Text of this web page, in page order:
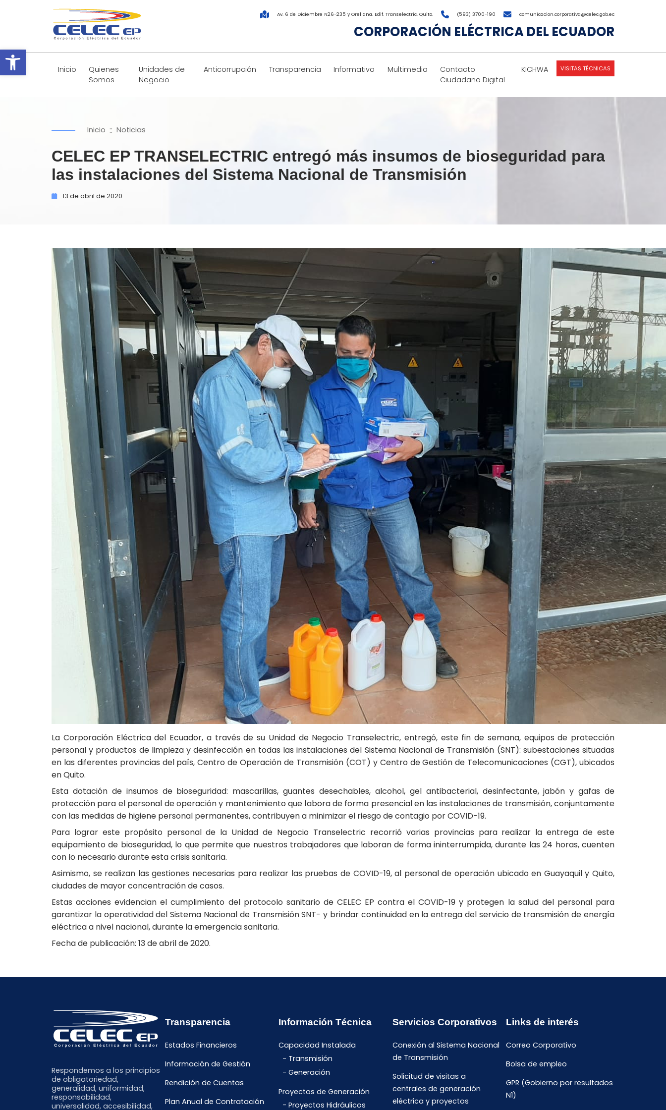
Abrir barra de herramientas
Av. 6 de Diciembre N26-235 y Orellana. Edif. Transelectric, Quito. (593) 3700-190 comunicacion.corporativa@celec.gob.ec
CORPORACIÓN ELÉCTRICA DEL ECUADOR
Inicio
Quienes
Somos
Unidades de
Negocio
Anticorrupción Transparencia Informativo Multimedia
Contacto
Ciudadano Digital
KICHWA VISITAS TÉCNICAS
Inicio :: Noticias
CELEC EP TRANSELECTRIC entregó más insumos de bioseguridad para
las instalaciones del Sistema Nacional de Transmisión
13 de abril de 2020
La Corporación Eléctrica del Ecuador, a través de su Unidad de Negocio Transelectric, entregó, este fin de semana, equipos de protección
personal y productos de limpieza y desinfección en todas las instalaciones del Sistema Nacional de Transmisión (SNT): subestaciones situadas
en las diferentes provincias del país, Centro de Operación de Transmisión (COT) y Centro de Gestión de Telecomunicaciones (CGT), ubicados
en Quito.
Esta dotación de insumos de bioseguridad: mascarillas, guantes desechables, alcohol, gel antibacterial, desinfectante, jabón y gafas de
protección para el personal de operación y mantenimiento que labora de forma presencial en las instalaciones de transmisión, conjuntamente
con las medidas de higiene personal permanentes, contribuyen a minimizar el riesgo de contagio por COVID-19.
Para lograr este propósito personal de la Unidad de Negocio Transelectric recorrió varias provincias para realizar la entrega de este
equipamiento de bioseguridad, lo que permite que nuestros trabajadores que laboran de forma ininterrumpida, durante las 24 horas, cuenten
con lo necesario durante esta crisis sanitaria.
Asimismo, se realizan las gestiones necesarias para realizar las pruebas de COVID-19, al personal de operación ubicado en Guayaquil y Quito,
ciudades de mayor concentración de casos.
Estas acciones evidencian el cumplimiento del protocolo sanitario de CELEC EP contra el COVID-19 y protegen la salud del personal para
garantizar la operatividad del Sistema Nacional de Transmisión SNT- y brindar continuidad en la entrega del servicio de transmisión de energía
eléctrica a nivel nacional, durante la emergencia sanitaria.
Fecha de publicación: 13 de abril de 2020.
Respondemos a los principios
de obligatoriedad,
generalidad, uniformidad,
responsabilidad,
universalidad, accesibilidad,
Transparencia
Estados Financieros
Información de Gestión
Rendición de Cuentas
Plan Anual de Contratación
Información Técnica
Capacidad Instalada
Transmisión
Generación
Proyectos de Generación
Proyectos Hidráulicos
Servicios Corporativos
Conexión al Sistema Nacional
de Transmisión
Solicitud de visitas a
centrales de generación
eléctrica y proyectos
Links de interés
Correo Corporativo
Bolsa de empleo
GPR (Gobierno por resultados
N1)